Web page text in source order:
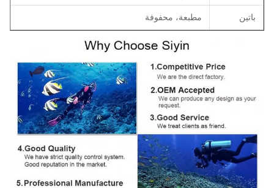
باتين مطبعة، محفوفة